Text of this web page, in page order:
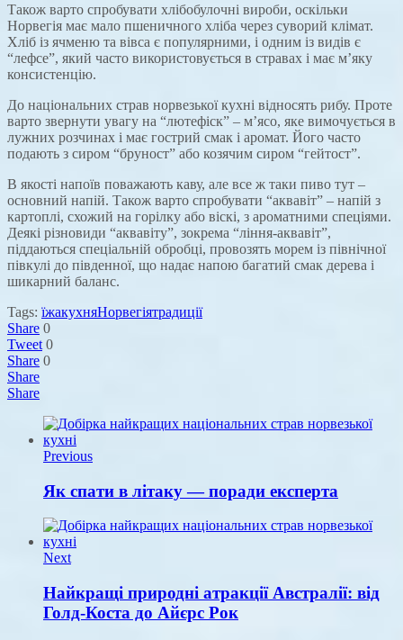
Також варто спробувати хлібобулочні вироби, оскільки
Норвегія має мало пшеничного хліба через суворий клімат.
Хліб із ячменю та вівса є популярними, і одним із видів є
“лефсе”, який часто використовується в стравах і має м’яку
консистенцію.
До національних страв норвезької кухні відносять рибу. Проте
варто звернути увагу на “лютефіск” – м’ясо, яке вимочується в
лужних розчинах і має гострий смак і аромат. Його часто
подають з сиром “бруност” або козячим сиром “гейтост”.
В якості напоїв поважають каву, але все ж таки пиво тут –
основний напій. Також варто спробувати “аквавіт” – напій з
картоплі, схожий на горілку або віскі, з ароматними спеціями.
Деякі різновиди “аквавіту”, зокрема “ління-аквавіт”,
піддаються спеціальній обробці, провозять морем із північної
півкулі до південної, що надає напою багатий смак дерева і
шикарний баланс.
Tags: їжакухняНорвегіятрадиції
Share 0
Tweet 0
Share 0
Share
Share
Previous
Як спати в літаку — поради експерта
Next
Найкращі природні атракції Австралії: від
Голд-Коста до Айєрс Рок